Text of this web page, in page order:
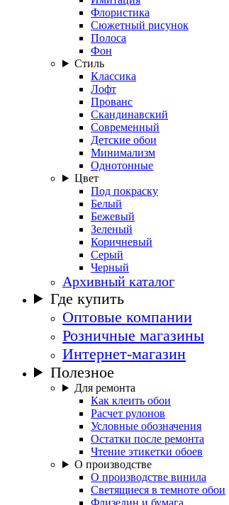
Флористика
Сюжетный рисунок
Полоса
Фон
Стиль
Классика
Лофт
Прованс
Скандинавский
Современный
Детские обои
Минимализм
Однотонные
Цвет
Под покраску
Белый
Бежевый
Зеленый
Коричневый
Серый
Черный
Архивный каталог
Где купить
Оптовые компании
Розничные магазины
Интернет-магазин
Полезное
Для ремонта
Как клеить обои
Расчет рулонов
Условные обозначения
Остатки после ремонта
Чтение этикетки обоев
О производстве
О производстве винила
Светящиеся в темноте обои
Флизелин и бумага